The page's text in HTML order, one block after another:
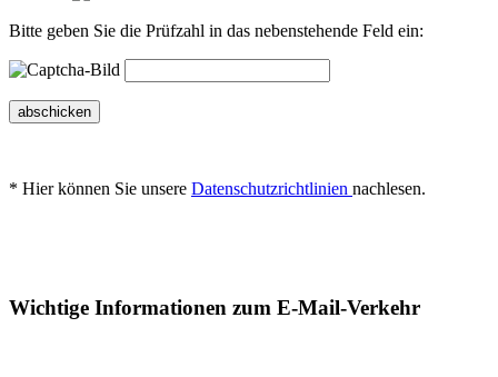
Bitte geben Sie die Prüfzahl in das nebenstehende Feld ein:
abschicken
* Hier können Sie unsere Datenschutzrichtlinien nachlesen.
Wichtige Informationen zum E-Mail-Verkehr